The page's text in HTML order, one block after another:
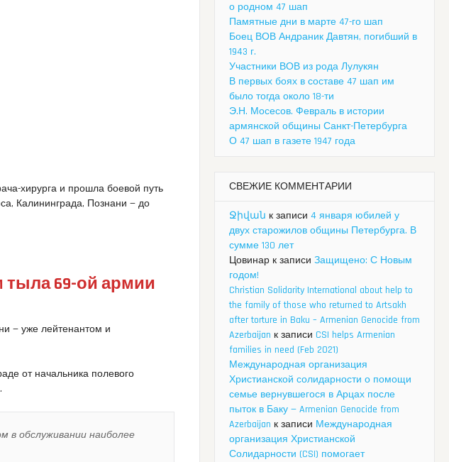
хирурга и прошла боевой путь
Калининграда, Познани — до
69-ой армии
— уже лейтенантом и
от начальника полевого
в обслуживании наиболее
о родном 47 шап
Памятные дни в марте 47-го шап
Боец ВОВ Андраник Давтян, погибший в
1943 г.
Участники ВОВ из рода Лулукян
В первых боях в составе 47 шап им
было тогда около 18-ти
Э.Н. Мосесов. Февраль в истории
армянской общины Санкт-Петербурга
О 47 шап в газете 1947 года
СВЕЖИЕ КОММЕНТАРИИ
Ջիվան к записи 4 января юбилей у
двух старожилов общины Петербурга. В
сумме 130 лет
Цовинар к записи Защищено: С Новым
годом!
Christian Solidarity International about help to
the family of those who returned to Artsakh
after torture in Baku – Armenian Genocide from
Azerbaijan к записи CSI helps Armenian
families in need (Feb 2021)
Международная организация
Христианской солидарности о помощи
семье вернувшегося в Арцах после
пыток в Баку — Armenian Genocide from
Azerbaijan к записи Международная
организация Христианской
Солидарности (CSI) помогает